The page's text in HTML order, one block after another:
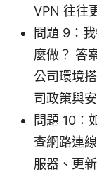
VPN 往往
問題 9：
麼做？ 答
公司環境
司政策與
問題 10：
查網路連
服器、更